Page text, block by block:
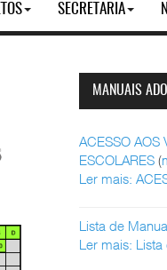
SECRETARIA
MANUAIS
ACESSO AOS
ESCOLARES (
Ler mais:
Lista de
Ler mais: Lista